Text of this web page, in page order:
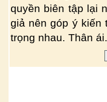
quyền biên tập lại
giả nên góp ý kiến
trọng nhau. Thân